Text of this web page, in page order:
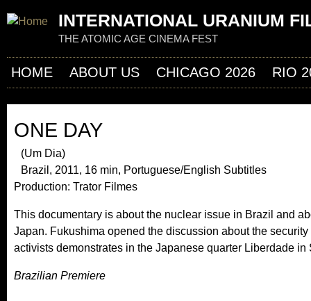
INTERNATIONAL URANIUM
THE ATOMIC AGE CINEMA FEST
ONE DAY
(Um Dia)
Brazil, 2011, 16 min, Portuguese/English Subtitles
Production: Trator Filmes
This documentary is about the nuclear issue in Brazil and
Japan. Fukushima opened the discussion about the
activists demonstrates in the Japanese quarter Liberdade in
Brazilian Premiere
HOME ABOUT US CHICAGO 2026 RIO